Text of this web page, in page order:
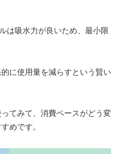
は吸水力が良いため、最小限
に使用量を減らすという賢い
てみて、消費ペースがどう変
めです。